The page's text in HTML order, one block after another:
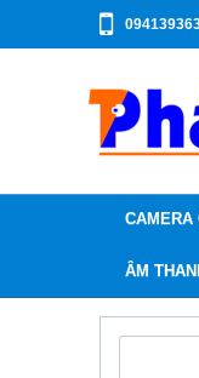
CAMERA
ÂM